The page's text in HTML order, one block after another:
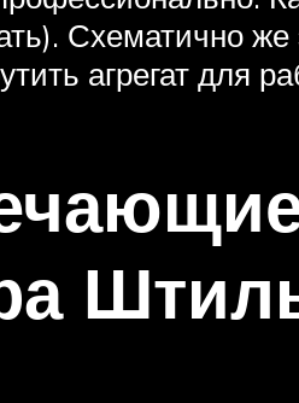
Схематично же
агрегат для